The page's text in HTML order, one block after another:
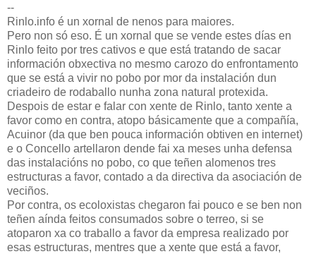
--
Rinlo.info é un xornal de nenos para maiores.
Pero non só eso. É un xornal que se vende estes días en
Rinlo feito por tres cativos e que está tratando de sacar
información obxectiva no mesmo carozo do enfrontamento
que se está a vivir no pobo por mor da instalación dun
criadeiro de rodaballo nunha zona natural protexida.
Despois de estar e falar con xente de Rinlo, tanto xente a
favor como en contra, atopo básicamente que a compañía,
Acuinor (da que ben pouca información obtiven en internet)
e o Concello artellaron dende fai xa meses unha defensa
das instalacións no pobo, co que teñen alomenos tres
estructuras a favor, contado a da directiva da asociación de
veciños.
Por contra, os ecoloxistas chegaron fai pouco e se ben non
teñen aínda feitos consumados sobre o terreo, si se
atoparon xa co traballo a favor da empresa realizado por
esas estructuras, mentres que a xente que está a favor,